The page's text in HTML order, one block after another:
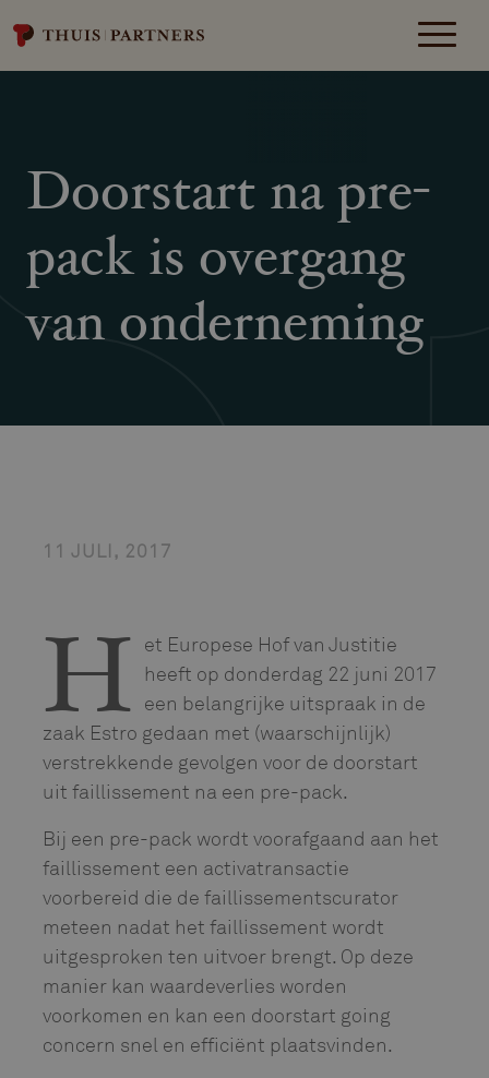
Doorstart na pre-
pack is overgang
van onderneming
11 JULI, 2017
H et Europese Hof van Justitie
heeft op donderdag 22 juni 2017
een belangrijke uitspraak in de
zaak Estro gedaan met (waarschijnlijk)
verstrekkende gevolgen voor de doorstart
uit faillissement na een pre-pack.
Bij een pre-pack wordt voorafgaand aan het
faillissement een activatransactie
voorbereid die de faillissementscurator
meteen nadat het faillissement wordt
uitgesproken ten uitvoer brengt. Op deze
manier kan waardeverlies worden
voorkomen en kan een doorstart going
concern snel en efficiënt plaatsvinden.